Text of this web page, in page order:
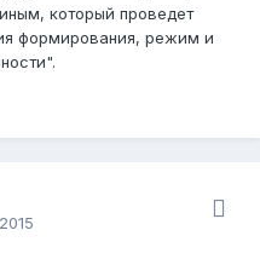
который проведет
формирования, режим и